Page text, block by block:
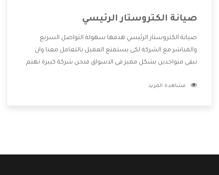
صيانة الكتروستار الرئيسي
صيانة الكتروستار الرئيسي هدفها سهولة التواصل السريع
والمباشر مع الشركة لكى يستمتع العميل بالتعامل معنا وان
نبقى متواجدين بشكل مميز فى الاسواق فنحن شركة كبيرة نهتم
الشركة بها والتى تكون منها خدمة الصيانة التى تكون من أهم
مشاهدة المزيد